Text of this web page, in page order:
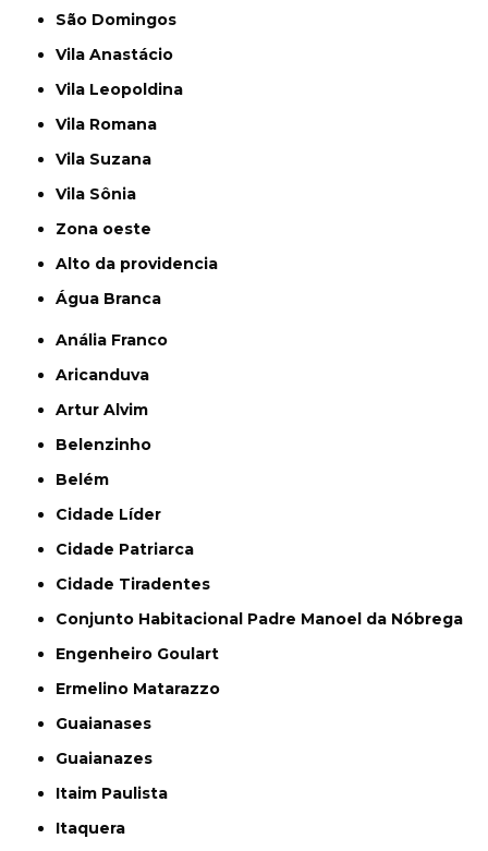
São Domingos
Vila Anastácio
Vila Leopoldina
Vila Romana
Vila Suzana
Vila Sônia
Zona oeste
alto da providencia
Água Branca
Anália Franco
Aricanduva
Artur Alvim
Belenzinho
Belém
Cidade Líder
Cidade Patriarca
Cidade Tiradentes
Conjunto Habitacional Padre Manoel da Nóbrega
Engenheiro Goulart
Ermelino Matarazzo
Guaianases
Guaianazes
Itaim Paulista
Itaquera